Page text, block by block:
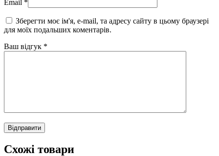
Email *
Зберегти моє ім'я, e-mail, та адресу сайту в цьому браузері
для моїх подальших коментарів.
Ваш відгук *
Схожі товари